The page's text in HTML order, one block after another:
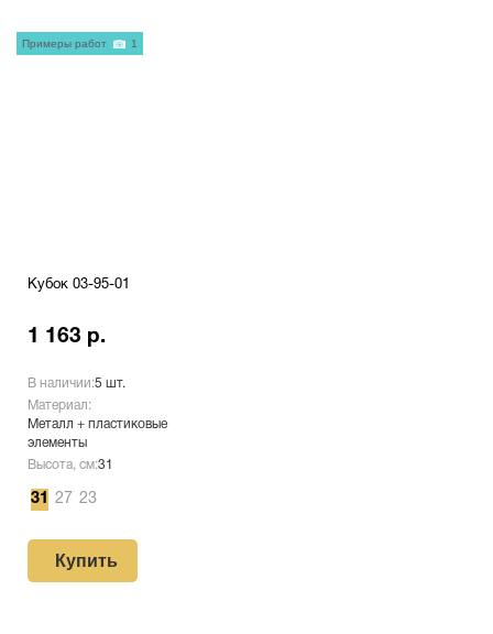
Кубок 03-95-01
1 163 р.
В наличии:5 шт.
Материал:
Металл + пластиковые
элементы
Высота, см:31
31 27 23
Купить
Примеры работ 1